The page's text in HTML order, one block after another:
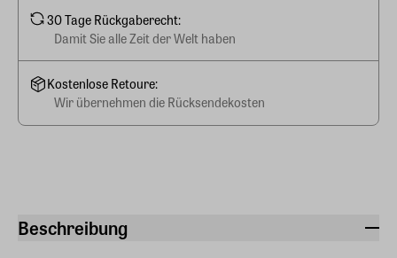
Beschreibung
30 Tage Rückgaberecht:
Damit Sie alle Zeit der Welt haben
Kostenlose Retoure:
Wir übernehmen die Rücksendekosten